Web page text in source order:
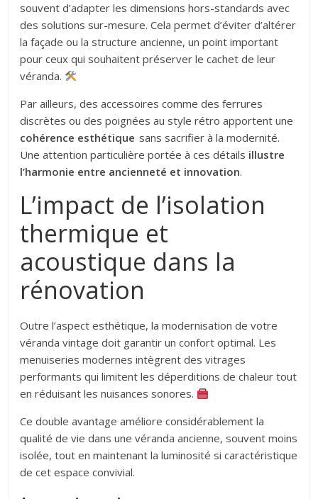
souvent d’adapter les dimensions hors-standards avec
des solutions sur-mesure. Cela permet d’éviter d’altérer
la façade ou la structure ancienne, un point important
pour ceux qui souhaitent préserver le cachet de leur
véranda.
Par ailleurs, des accessoires comme des ferrures
discrètes ou des poignées au style rétro apportent une
cohérence esthétique sans sacrifier à la modernité.
Une attention particulière portée à ces détails illustre
l’harmonie entre ancienneté et innovation.
L’impact de l’isolation
thermique et
acoustique dans la
rénovation
Outre l’aspect esthétique, la modernisation de votre
véranda vintage doit garantir un confort optimal. Les
menuiseries modernes intègrent des vitrages
performants qui limitent les déperditions de chaleur tout
en réduisant les nuisances sonores.
Ce double avantage améliore considérablement la
qualité de vie dans une véranda ancienne, souvent moins
isolée, tout en maintenant la luminosité si caractéristique
de cet espace convivial.